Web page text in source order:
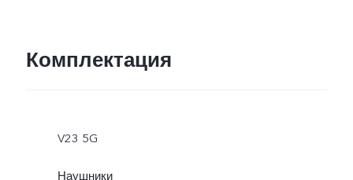
Комплектация
V23 5G
Наушники